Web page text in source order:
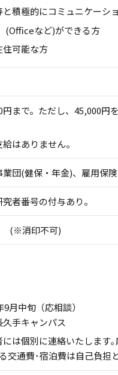
積極的にコミュニケーシ
など)ができる方
住可能な方
まで。ただし、45,000円
はありません。
団(健保・年金)、雇用保
者番号の付与あり。
(※消印不可)
中旬（応相談）
キャンパス
は個別に連絡いたします
交通費･宿泊費は自己負担